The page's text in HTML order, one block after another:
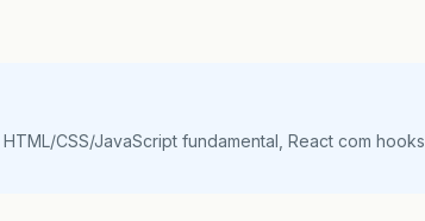
CSS/JavaScript fundamental, React com hooks